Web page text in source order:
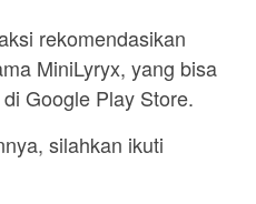
rekomendasikan
MiniLyryx, yang bisa
Google Play Store.
silahkan ikuti